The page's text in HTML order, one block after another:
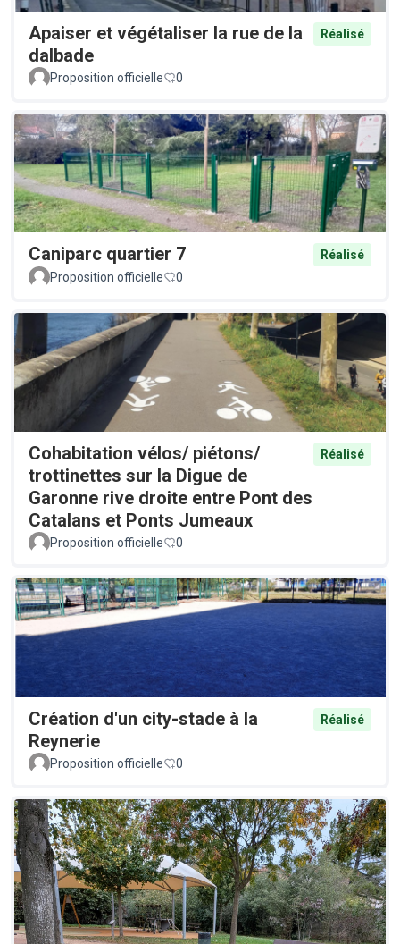
Apaiser et végétaliser la rue de la
dalbade
Réalisé
Proposition officielle 0
Caniparc quartier 7
Réalisé
Proposition officielle
0
Cohabitation vélos/ piétons/
trottinettes sur la Digue de
Garonne rive droite entre Pont des
Catalans et Ponts Jumeaux
Réalisé
Proposition officielle 0
Création d'un city-stade à la
Reynerie
Réalisé
Proposition officielle 0